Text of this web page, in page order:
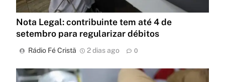
Nota Legal: contribuinte tem até 4 de
setembro para regularizar débitos
Rádio Fé Cristã 2 dias ago 0